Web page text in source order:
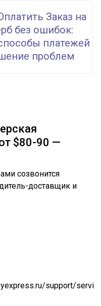
Заказ на
без ошибок:
платежей
проблем
$80-90 —
созвонится
доставщик и
support/